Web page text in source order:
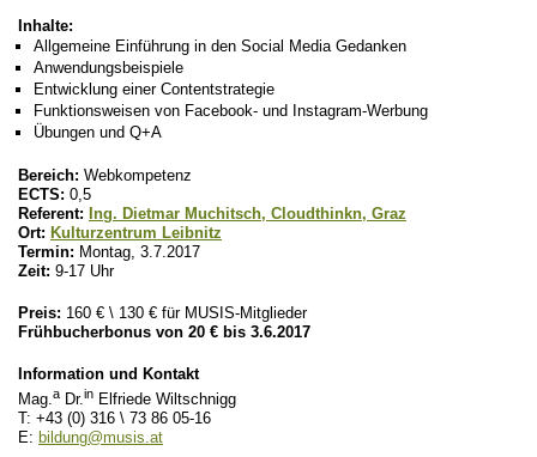
Inhalte:
Allgemeine Einführung in den Social Media Gedanken
Anwendungsbeispiele
Entwicklung einer Contentstrategie
Funktionsweisen von Facebook- und Instagram-Werbung
Übungen und Q+A
Bereich: Webkompetenz
ECTS: 0,5
Referent: Ing. Dietmar Muchitsch, Cloudthinkn, Graz
Ort: Kulturzentrum Leibnitz
Termin: Montag, 3.7.2017
Zeit: 9-17 Uhr
Preis: 160 € \ 130 € für MUSIS-Mitglieder
Frühbucherbonus von 20 € bis 3.6.2017
Information und Kontakt
Mag.a Dr.in Elfriede Wiltschnigg
T: +43 (0) 316 \ 73 86 05-16
E: bildung@musis.at